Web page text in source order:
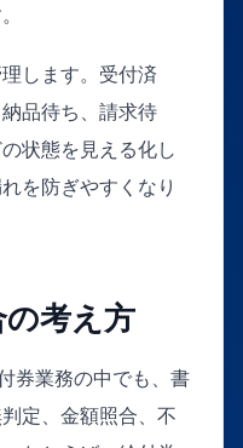
します。受付済
品待ち、請求待
状態を見える化し
を防ぎやすくなり
考え方
券業務の中でも、書
定、金額照合、不